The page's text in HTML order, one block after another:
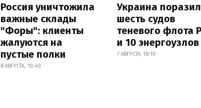
Россия уничтожила
важные склады
"Форы": клиенты
жалуются на
пустые полки
8 АВГУСТА, 10:40
Украина
шесть судов
теневого флота
и 10 энергоузлов
7 АВГУСТА, 18:10